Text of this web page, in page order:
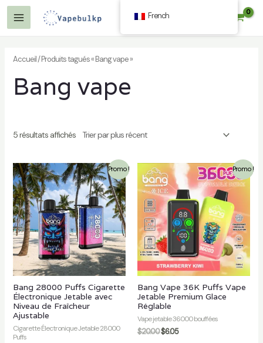
Aller
Menu
Accueil/ Produits tagués « Bang vape »
Bang vape
5 résultats affichés
Promo !
Bang 28000 Puffs Cigarette
Électronique Jetable avec
Niveau de Fraîcheur
Ajustable
Cigarette Électronique Jetable 28000
Puffs
Promo !
Bang Vape 36K Puffs Vape
Jetable Premium Glace
Réglable
Vape jetable 36000 bouffées
$20.00$6.05
French